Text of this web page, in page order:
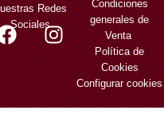
Redes
Sociales
Condiciones
generales de
Venta
Política de
Cookies
Configurar cookies